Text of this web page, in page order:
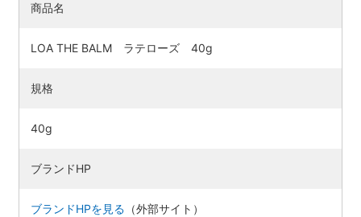
商品名
LOA THE BALM ラテローズ 40g
規格
40g
ブランドHP
ブランドHPを見る （外部サイト）